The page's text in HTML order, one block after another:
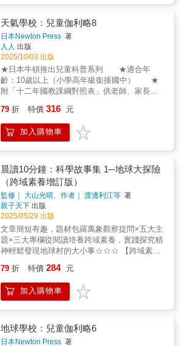
平均氣溫升高2℃，真的那麼嚴重嗎？反正大
自然會自己復原，或是等我們適應環境就好？
2100年離現在還很久，不用擔心。這些都是我
們對氣候變遷的誤解，而誤解是來自人類不想
面對這些複雜的真相，因此連帶阻礙了個人改
變和環保政策的推動。本書的作者來自法國開
發署，負責帶孩子理解並關注環境和社會議
題。她們找出人們對氣候變遷的10個誤解，由
自己扮演解說者，和不同的小市民對話。在聊
天對話中，加入來自第一手的氣候研究報告，
以圖像、圖表幫助讀者了解關於升溫、減碳的
影響也希望以正面的想像喚起大家願意主動改
變生活。「人們之所以對氣候變遷無動於衷，
生活會是什麼樣子？」為自己和地球的未來，
想像一個更美好的未來，或許是改變自己的第
一步。很特別的論述方式，由氣候變遷反面的
觀點切入，整理出10種常遇見的「誤解」，然
後提供「誤解」的反證，主題明確，邏輯清
晰，適合各年齡層閱讀。——前中央氣象局局
長 鄭明典
嶼是如何創造出來的？」逐步帶出洋流、氣
候、板塊運動等科學知識。另外，還能一窺水
母、翻車魚、企鵝到深海中發光的魚群，不只
會驚嘆於海洋生命的多樣性，也能一起討論生
物隨著生存環境變化、演化等因素，形成的獨
特身體構造、生態系等等。 ☆航向深海的
科技 探索海底的科技展現了人類對未知的
挑戰，介紹勇敢潛入數千公尺深的潛水調查船
「深海6500」、突破極限的無人探測器「海溝
多的瞭解。 ☆海洋資源與保育 本書不
僅僅介紹海洋的科學知識，更強調海洋與人類
生活的密切關聯。舉凡氣候調節、漁業資源、
能源開發乃至全球暖化等議題，都與我們的未
來緊密相連。 現在就翻開書，跟著科學探
險隊小隊長小紅豬、隊員小藍兔一起潛入蔚藍
海洋，在讚嘆海洋之美的同時，也肩負起守護
海洋的責任。
天氣學校：兒童伽利略8
日本Newton Press 著
人人 出版
2025/10/03 出版
★日本牛頓推出兒童科普系列 ★適合年
齡：10歲以上（小學高年級銜接國中） ★
附「十二年國教課綱對照表」供老師、家長參
正理解，其實天氣背後隱藏著複雜卻又奇妙的
科學。 ☆天氣如何形成 雲，其實是影
響天氣的重要關鍵，下雨、下雪、打雷、龍捲
災害的原理，循序漸進地解釋天氣如何影響我
們的生活，例如「雲是怎麼形成的？」「為什
麼天空是藍的？」「颱風眼在哪裡？」透過全
彩圖解，將龐大的天氣知識，化為生動又有趣
的構造圖，好讀又容易理解。 ☆氣候與災
害 環繞地球的大氣與洋流，形成氣候，不
僅影響環境，也形塑了各地居民的生活方式與
文化習慣，例如台灣一到梅雨季就下雨，滋潤
土地；舊金山常年多霧，形成特殊城市景觀；
肯亞不斷重複乾季及雨季，動物也隨之遷徙
的特殊氣候。 另外，一併介紹颱風、龍捲
風、豪雨到聖嬰現象等異常氣候與災害。家長
及教育工作者可以延伸主題，一起討論該如何
會出現天氣圖，小小讀者透過學習符號跟線條
的意義，便可以瞭解風的運動與雲的狀況，開
79 折 特價 316 元
加入購物車
晨讀10分鐘：科學故事集 1─地球大探險
（跨域素養增訂版）
監修｜ 大山光晴、作者｜ 渡邊利江等 著
親子天下 出版
2025/05/29 出版
文章簡短有趣，題材包羅萬象觀察提問×五大主
題×三大專欄從閱讀培養跨域素養，實踐探究精
神輕鬆發現地球村的大小事☆☆☆ 【跨域素養
活情境與知識連結，建立素養能力陽光為什麼
很溫暖？為什麼會下雨？為什麼有彩虹？飛機
雲又是怎麼出現的呢？你知道是什麼原因，造
祕與宇宙的壯闊，引導學生從「看得見」的現
象，理解「看不見」的科學原理。在趣味中學
79 折 特價 284 元
加入購物車
地球學校：兒童伽利略6
日本Newton Press 著